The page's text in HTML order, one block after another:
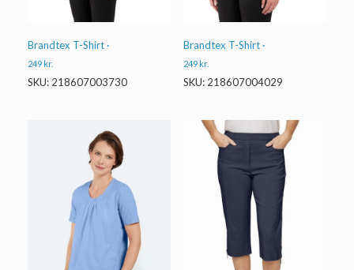
Brandtex T-Shirt ·
249kr.
SKU: 218607003730
Brandtex T-Shirt ·
249kr.
SKU: 218607004029